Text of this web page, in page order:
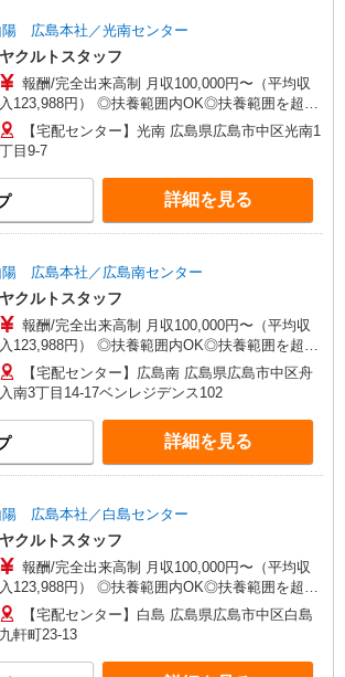
陽 広島本社／光南センター
ヤクルトスタッフ
報酬/完全出来高制 月収100,000円〜（平均収
入123,988円） ◎扶養範囲内OK◎扶養範囲を超え
る高収入も応相談 ◆働き方を選べるお仕事です ≪
勤務例≫ ※勤務地で異なる ［1］週5日間 9：00〜
15：00 月収約10万円 ［2］週4日間 9：00〜15：
月収約8万円 ◆研修制度と収入補償で、初め
でも安心！※収入補償：月収10万円（3ヶ月間、
5日間勤務時） 収入保障期間：3か月
【宅配センター】光南 広島県広島市中区光南1
丁目9-7
詳細を見る
陽 広島本社／広島南センター
ヤクルトスタッフ
報酬/完全出来高制 月収100,000円〜（平均収
入123,988円） ◎扶養範囲内OK◎扶養範囲を超え
る高収入も応相談 ◆働き方を選べるお仕事です ≪
勤務例≫ ※勤務地で異なる ［1］週5日間 9：00〜
15：00 月収約10万円 ［2］週4日間 9：00〜15：
月収約8万円 ◆研修制度と収入補償で、初め
でも安心！※収入補償：月収10万円（3ヶ月間、
5日間勤務時） 収入保障期間：3か月
【宅配センター】広島南 広島県広島市中区舟
入南3丁目14-17ベンレジデンス102
詳細を見る
陽 広島本社／白島センター
ヤクルトスタッフ
報酬/完全出来高制 月収100,000円〜（平均収
入123,988円） ◎扶養範囲内OK◎扶養範囲を超え
る高収入も応相談 ◆働き方を選べるお仕事です ≪
勤務例≫ ※勤務地で異なる ［1］週5日間 9：00〜
15：00 月収約10万円 ［2］週4日間 9：00〜15：
月収約8万円 ◆研修制度と収入補償で、初め
【宅配センター】白島 広島県広島市中区白島
九軒町23-13